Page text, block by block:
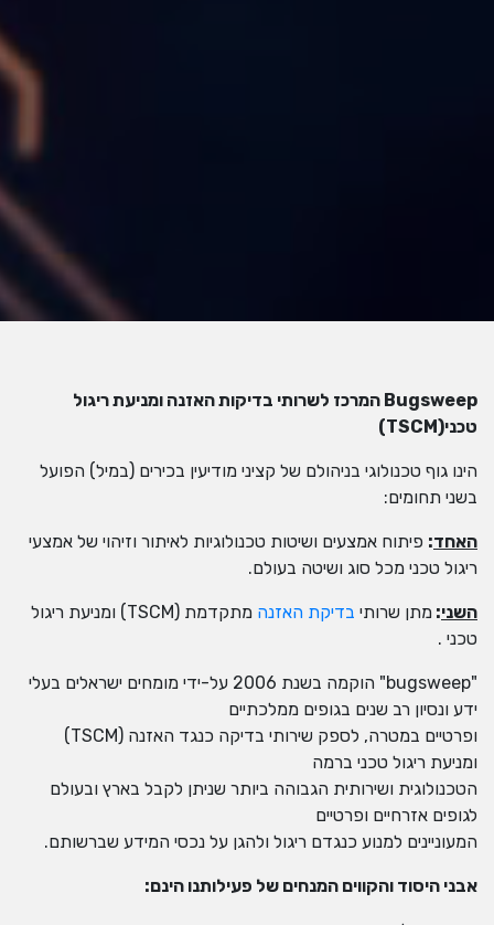
Bugsweep המרכז לשרותי בדיקות האזנה ומניעת ריגול
טכני(TSCM)
הינו גוף טכנולוגי בניהולם של קציני מודיעין בכירים (במיל) הפועל
בשני תחומים:
האחד: פיתוח אמצעים ושיטות טכנולוגיות לאיתור וזיהוי של אמצעי
ריגול טכני מכל סוג ושיטה בעולם.
השני: מתן שרותי בדיקת האזנה
מתקדמת (TSCM) ומניעת ריגול
טכני .
"bugsweep" הוקמה בשנת 2006 על-ידי מומחים ישראלים בעלי
ידע ונסיון רב שנים בגופים ממלכתיים
ופרטיים במטרה, לספק שירותי בדיקה כנגד האזנה (TSCM)
ומניעת ריגול טכני ברמה
הטכנולוגית ושירותית הגבוהה ביותר שניתן לקבל בארץ ובעולם
לגופים אזרחיים ופרטיים
המעוניינים למנוע כנגדם ריגול ולהגן על נכסי המידע שברשותם.
אבני היסוד והקווים המנחים של פעילותנו הינם: